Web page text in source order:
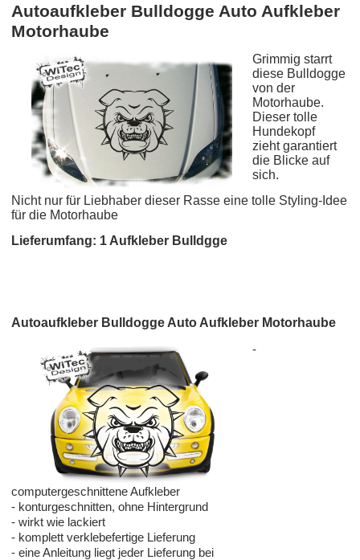
Autoaufkleber Bulldogge Auto Aufkleber
Motorhaube
Grimmig starrt
diese Bulldogge
von der
Motorhaube.
Dieser tolle
Hundekopf
zieht garantiert
die Blicke auf
sich.
Nicht nur für Liebhaber dieser Rasse eine tolle Styling-Idee
für die Motorhaube
Lieferumfang: 1 Aufkleber Bulldgge
Autoaufkleber Bulldogge Auto Aufkleber Motorhaube
-
computergeschnittene Aufkleber
- konturgeschnitten, ohne Hintergrund
- wirkt wie lackiert
- komplett verklebefertige Lieferung
- eine Anleitung liegt jeder Lieferung bei